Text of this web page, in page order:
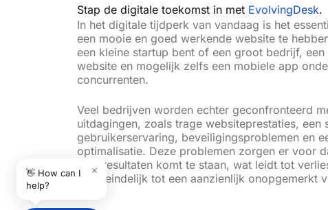
Stap de digitale toekomst in met EvolvingDesk.
In het digitale tijdperk van vandaag is het
een mooie en goed werkende website te
een kleine startup bent of een groot bedrijf,
website en mogelijk zelfs een mobiele app
concurrenten.
Veel bedrijven worden echter geconfronteerd
uitdagingen, zoals trage websiteprestaties, een
gebruikerservaring, beveiligingsproblemen en
optimalisatie. Deze problemen zorgen er voor
zoekresultaten komt te staan, wat leidt tot
en uiteindelijk tot een aanzienlijk onopgemerkt
👋 How can I
help?
×